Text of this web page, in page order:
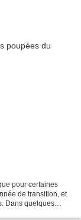
pour certaines
de transition, et
Dans quelques